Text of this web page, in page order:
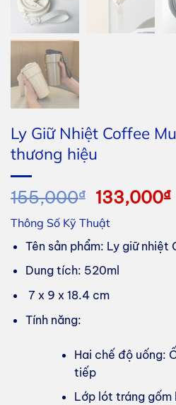
Ly Giữ Nhiệt Coffee
thương hiệu
155,000₫
Giá
gốc
là:
133,000₫
Thông Số Kỹ Thuật
Tên sản phẩm: Ly giữ nhiệt
Dung tích: 520ml
7 x 9 x 18.4 cm
Tính năng:
Hai chế độ uống:
tiếp
Lớp lót tráng gốm